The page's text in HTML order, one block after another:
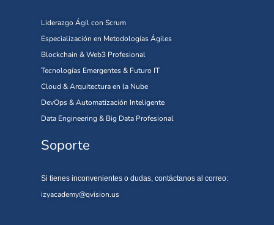
Liderazgo Ágil con Scrum
Especialización en Metodologías Ágiles
Blockchain & Web3 Profesional
Tecnologías Emergentes & Futuro IT
Cloud & Arquitectura en la Nube
DevOps & Automatización Inteligente
Data Engineering & Big Data Profesional
Soporte
Si tienes inconvenientes o dudas, contáctanos al correo:
izyacademy@qvision.us